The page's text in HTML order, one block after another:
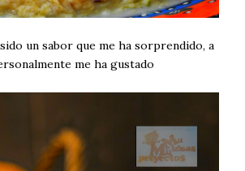
un sabor que me ha sorprendido, a
me ha gustado